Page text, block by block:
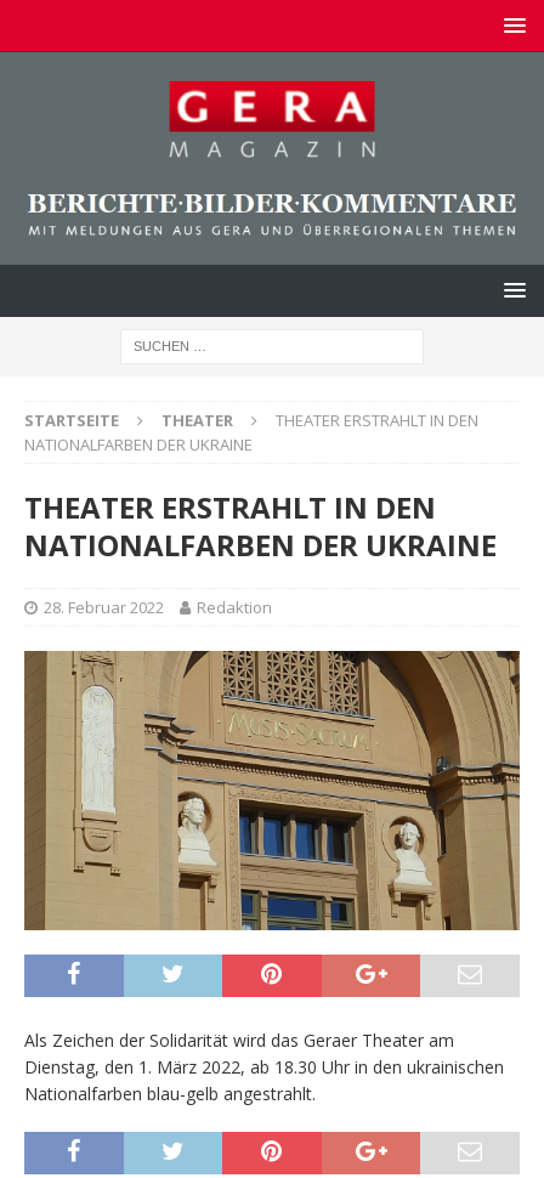
STARTSEITE THEATER
THEATER ERSTRAHLT IN DEN
NATIONALFARBEN DER UKRAINE
THEATER ERSTRAHLT IN DEN
NATIONALFARBEN DER UKRAINE
28. Februar 2022 Redaktion
Als Zeichen der Solidarität wird das Geraer Theater am
Dienstag, den 1. März 2022, ab 18.30 Uhr in den ukrainischen
Nationalfarben blau-gelb angestrahlt.